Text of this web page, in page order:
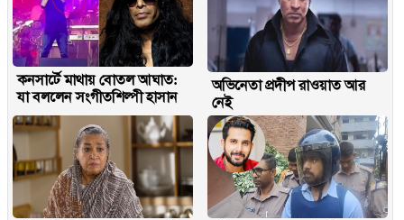
কনসার্টে মাথায় বোতল আঘাত:
যা বললেন সংগীতশিল্পী হাসান
অভিনেতা প্রদীপ রাওয়াত আর
নেই